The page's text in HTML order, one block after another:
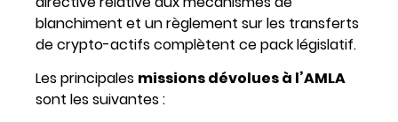
blanchiment et un règlement sur les transferts
de crypto-actifs complètent ce pack législatif.
Les principales missions dévolues à l’AMLA
sont les suivantes :